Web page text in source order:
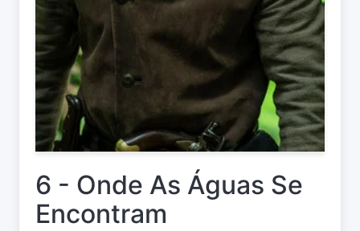
6 - Onde As Águas Se
Encontram